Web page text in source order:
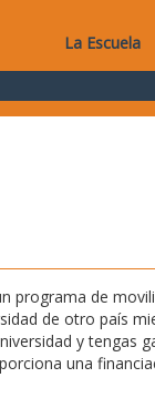
La Escuela
programa de
de otro país
y tengas
una